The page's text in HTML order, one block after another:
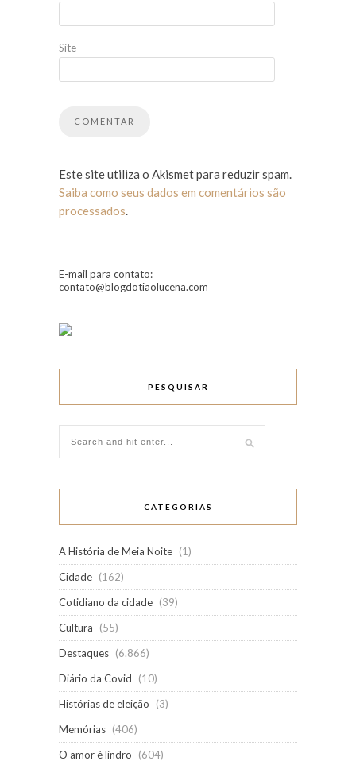
Site
Este site utiliza o Akismet para reduzir spam.
Saiba como seus dados em comentários são
processados.
E-mail para contato:
contato@blogdotiaolucena.com
PESQUISAR
CATEGORIAS
A História de Meia Noite (1)
Cidade (162)
Cotidiano da cidade (39)
Cultura
(55)
Destaques (6.866)
Diário da Covid
(10)
Histórias de eleição
(3)
Memórias (406)
O amor é lindro
(604)